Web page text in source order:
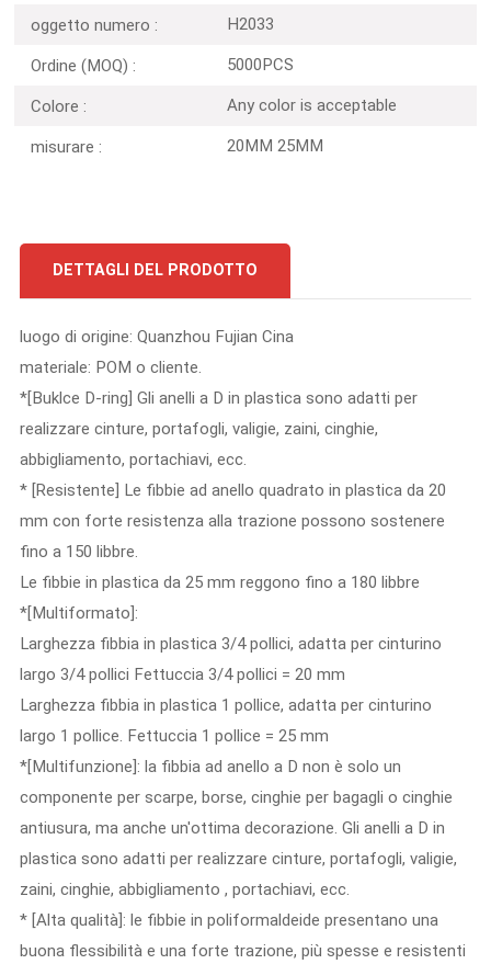
oggetto numero : H2033
Ordine (MOQ) : 5000PCS
Colore : Any color is acceptable
misurare : 20MM 25MM
DETTAGLI DEL PRODOTTO
luogo di origine: Quanzhou Fujian Cina
materiale: POM o cliente.
*[Buklce D-ring] Gli anelli a D in plastica sono adatti per
realizzare cinture, portafogli, valigie, zaini, cinghie,
abbigliamento, portachiavi, ecc.
* [Resistente] Le fibbie ad anello quadrato in plastica da 20
mm con forte resistenza alla trazione possono sostenere
fino a 150 libbre.
Le fibbie in plastica da 25 mm reggono fino a 180 libbre
*[Multiformato]:
Larghezza fibbia in plastica 3/4 pollici, adatta per cinturino
largo 3/4 pollici Fettuccia 3/4 pollici = 20 mm
Larghezza fibbia in plastica 1 pollice, adatta per cinturino
largo 1 pollice. Fettuccia 1 pollice = 25 mm
*[Multifunzione]: la fibbia ad anello a D non è solo un
componente per scarpe, borse, cinghie per bagagli o cinghie
antiusura, ma anche un'ottima decorazione. Gli anelli a D in
plastica sono adatti per realizzare cinture, portafogli, valigie,
zaini, cinghie, abbigliamento , portachiavi, ecc.
* [Alta qualità]: le fibbie in poliformaldeide presentano una
buona flessibilità e una forte trazione, più spesse e resistenti